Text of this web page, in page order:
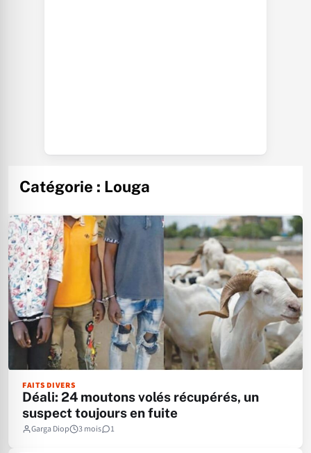
Catégorie : Louga
FAITS DIVERS
Déali: 24 moutons volés récupérés, un
suspect toujours en fuite
Garga Diop 3 mois 1